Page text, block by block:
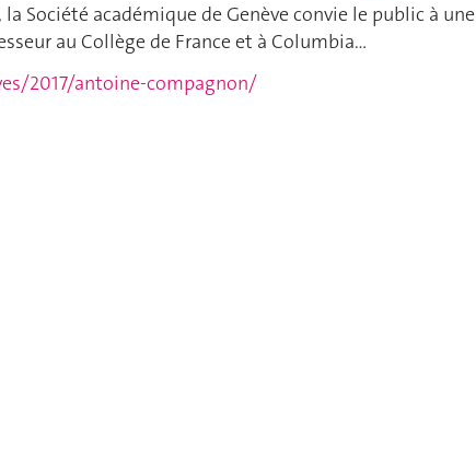
Société académique de Genève convie le public à une
au Collège de France et à Columbia…
2017/antoine-compagnon/